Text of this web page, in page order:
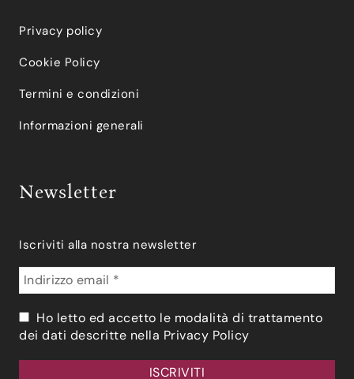
Privacy policy
Cookie Policy
Termini e condizioni
Informazioni generali
Newsletter
Iscriviti alla nostra newsletter
Ho letto ed accetto le modalità di trattamento
dei dati descritte nella Privacy Policy